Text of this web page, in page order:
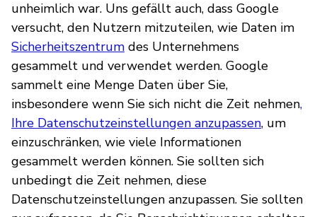
unheimlich war. Uns gefällt auch, dass Google
versucht, den Nutzern mitzuteilen, wie Daten im
Sicherheitszentrum des Unternehmens
gesammelt und verwendet werden. Google
sammelt eine Menge Daten über Sie,
insbesondere wenn Sie sich nicht die Zeit nehmen,
Ihre Datenschutzeinstellungen anzupassen, um
einzuschränken, wie viele Informationen
gesammelt werden können. Sie sollten sich
unbedingt die Zeit nehmen, diese
Datenschutzeinstellungen anzupassen. Sie sollten